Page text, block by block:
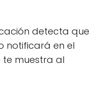
detecta que
notificará en el
muestra al